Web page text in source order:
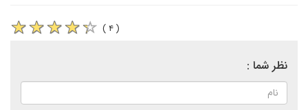
( ۴ )
نظر شما :